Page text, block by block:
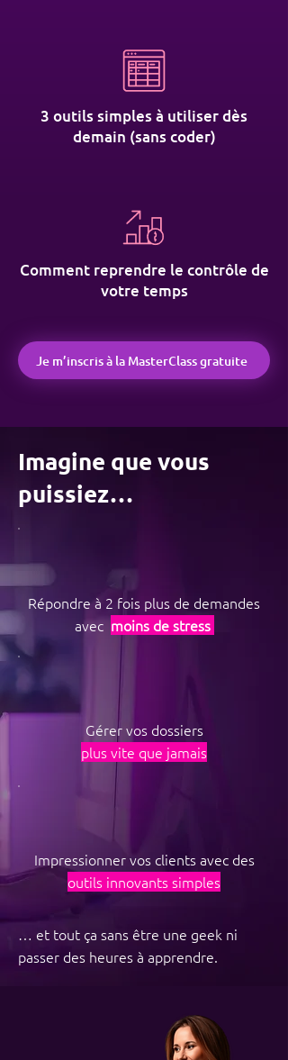
3 outils simples à utiliser dès
demain (sans coder)
Comment reprendre le contrôle de
votre temps
Je m’inscris à la MasterClass gratuite
Imagine que vous
puissiez…
Répondre à 2 fois plus de demandes
avec moins de stress
Gérer vos dossiers
plus vite que jamais
Impressionner vos clients avec des
outils innovants simples
… et tout ça sans être une geek ni
passer des heures à apprendre.